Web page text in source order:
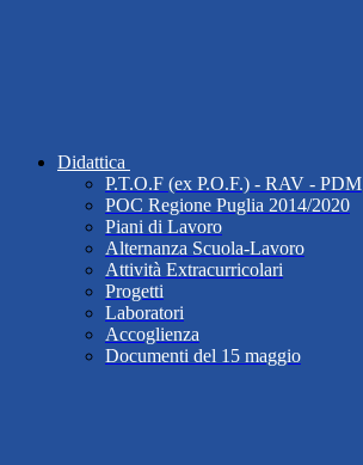
Didattica
P.T.O.F (ex P.O.F.) - RAV - PDM
POC Regione Puglia 2014/2020
Piani di Lavoro
Alternanza Scuola-Lavoro
Attività Extracurricolari
Progetti
Laboratori
Accoglienza
Documenti del 15 maggio